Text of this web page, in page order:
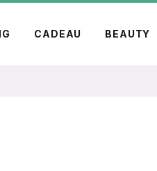
CADEAU BEAUTY